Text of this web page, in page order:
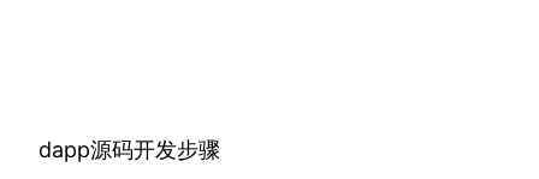
dapp源码开发步骤